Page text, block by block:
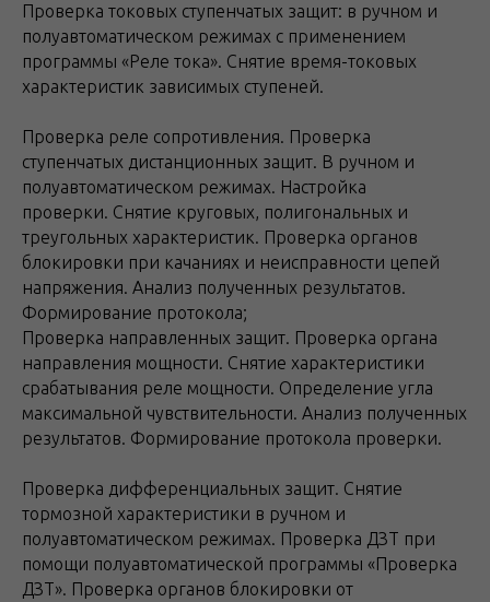
Проверка токовых ступенчатых защит: в ручном и
полуавтоматическом режимах с применением
программы «Реле тока». Снятие время-токовых
характеристик зависимых ступеней.
Проверка реле сопротивления. Проверка
ступенчатых дистанционных защит. В ручном и
полуавтоматическом режимах. Настройка
проверки. Снятие круговых, полигональных и
треугольных характеристик. Проверка органов
блокировки при качаниях и неисправности цепей
напряжения. Анализ полученных результатов.
Формирование протокола;
Проверка направленных защит. Проверка органа
направления мощности. Снятие характеристики
срабатывания реле мощности. Определение угла
максимальной чувствительности. Анализ полученных
результатов. Формирование протокола проверки.
Проверка дифференциальных защит. Снятие
тормозной характеристики в ручном и
полуавтоматическом режимах. Проверка ДЗТ при
помощи полуавтоматической программы «Проверка
ДЗТ». Проверка органов блокировки от